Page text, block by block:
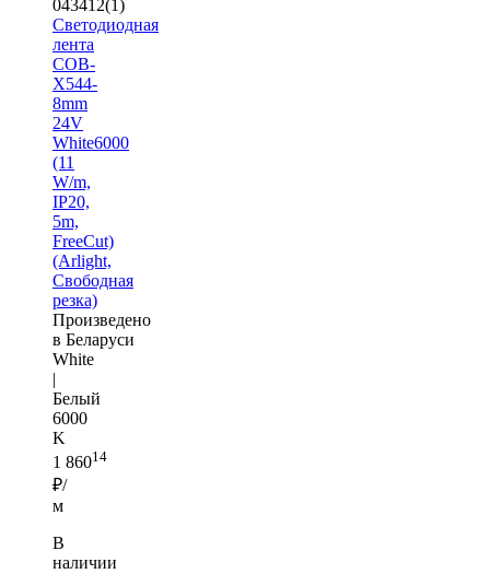
043412(1)
Светодиодная
лента
COB-
X544-
8mm
24V
White6000
(11
W/m,
IP20,
5m,
FreeCut)
(Arlight,
Свободная
резка)
Произведено
в Беларуси
White
|
Белый
6000
K
1 86014
₽/
м
В
наличии